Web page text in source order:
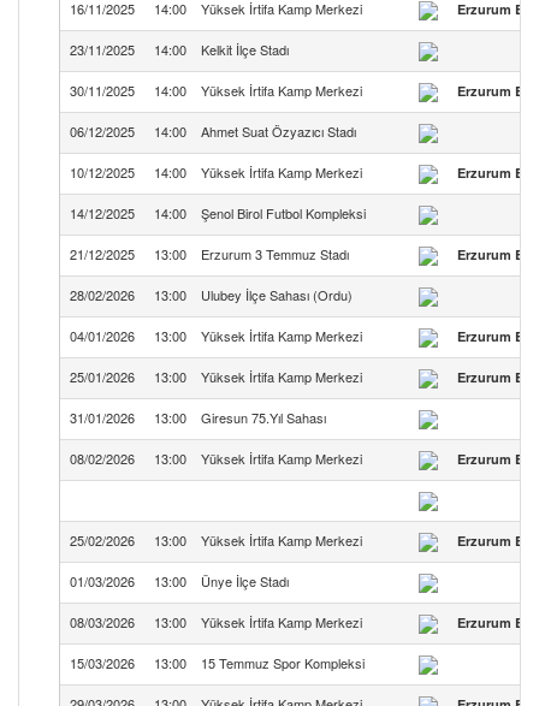
16/11/2025 14:00 Yüksek İrtifa Kamp Merkezi Erzurum
23/11/2025 14:00 Kelkit İlçe Stadı
30/11/2025 14:00 Yüksek İrtifa Kamp Merkezi Erzurum
06/12/2025 14:00 Ahmet Suat Özyazıcı Stadı
10/12/2025 14:00 Yüksek İrtifa Kamp Merkezi Erzurum
14/12/2025 14:00 Şenol Birol Futbol Kompleksi
21/12/2025 13:00 Erzurum 3 Temmuz Stadı Erzurum
28/02/2026 13:00 Ulubey İlçe Sahası (Ordu)
04/01/2026 13:00 Yüksek İrtifa Kamp Merkezi Erzurum
25/01/2026 13:00 Yüksek İrtifa Kamp Merkezi Erzurum
31/01/2026 13:00 Giresun 75.Yıl Sahası
08/02/2026 13:00 Yüksek İrtifa Kamp Merkezi Erzurum
25/02/2026 13:00 Yüksek İrtifa Kamp Merkezi Erzurum
01/03/2026 13:00 Ünye İlçe Stadı
08/03/2026 13:00 Yüksek İrtifa Kamp Merkezi Erzurum
15/03/2026 13:00 15 Temmuz Spor Kompleksi